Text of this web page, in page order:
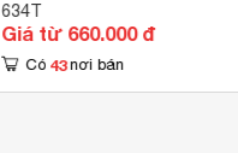
634T
Giá từ 660.000 đ
Có 43 nơi bán